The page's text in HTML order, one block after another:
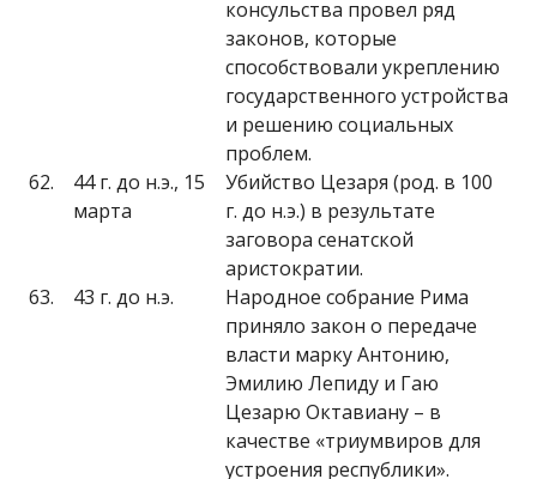
консульства провел ряд
законов, которые
способствовали укреплению
государственного устройства
и решению социальных
проблем.
62.
44 г. до н.э., 15
марта
Убийство Цезаря (род. в 100
г. до н.э.) в результате
заговора сенатской
аристократии.
63.
43 г. до н.э.
Народное собрание Рима
приняло закон о передаче
власти марку Антонию,
Эмилию Лепиду и Гаю
Цезарю Октавиану – в
качестве «триумвиров для
устроения республики».